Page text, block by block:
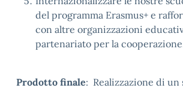
del programma Erasmus+ e
con altre organizzazioni
partenariato per la
Prodotto finale: Realizzazione di un